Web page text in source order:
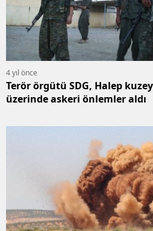
4 yıl önce
Terör örgütü SDG, Halep
üzerinde askeri önlemler aldı